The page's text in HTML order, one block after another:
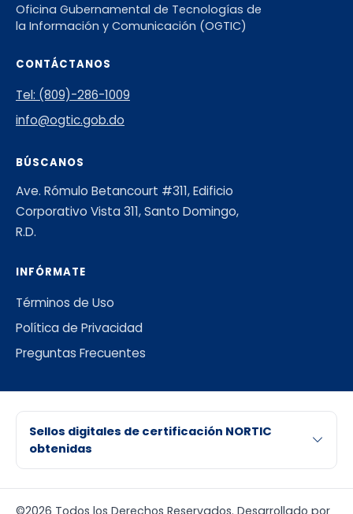
Oficina Gubernamental de Tecnologías de
la Información y Comunicación (OGTIC)
CONTÁCTANOS
Tel: (809)-286-1009
info@ogtic.gob.do
BÚSCANOS
Ave. Rómulo Betancourt #311, Edificio
Corporativo Vista 311, Santo Domingo,
R.D.
INFÓRMATE
Términos de Uso
Política de Privacidad
Preguntas Frecuentes
Sellos digitales de certificación NORTIC
obtenidas
©2026 Todos los Derechos Reservados. Desarrollado por